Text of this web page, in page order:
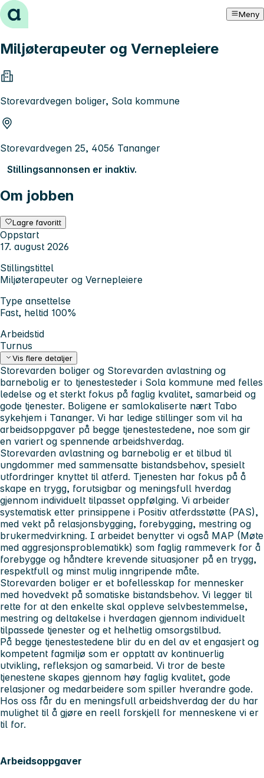
Hopp til innhold Meny
Miljøterapeuter og Vernepleiere
Storevardvegen boliger, Sola kommune
Storevardvegen 25, 4056 Tananger
Stillingsannonsen er inaktiv.
Om jobben
Lagre favoritt
Oppstart
17. august 2026
Stillingstittel
Miljøterapeuter og Vernepleiere
Type ansettelse
Fast, heltid 100%
Arbeidstid
Turnus
Vis flere detaljer
Storevarden boliger og Storevarden avlastning og
barnebolig er to tjenestesteder i Sola kommune med felles
ledelse og et sterkt fokus på faglig kvalitet, samarbeid og
gode tjenester. Boligene er samlokaliserte nært Tabo
sykehjem i Tananger. Vi har ledige stillinger som vil ha
arbeidsoppgaver på begge tjenestestedene, noe som gir
en variert og spennende arbeidshverdag.
Storevarden avlastning og barnebolig er et tilbud til
ungdommer med sammensatte bistandsbehov, spesielt
utfordringer knyttet til atferd. Tjenesten har fokus på å
skape en trygg, forutsigbar og meningsfull hverdag
gjennom individuelt tilpasset oppfølging. Vi arbeider
systematisk etter prinsippene i Positiv atferdsstøtte (PAS),
med vekt på relasjonsbygging, forebygging, mestring og
brukermedvirkning. I arbeidet benytter vi også MAP (Møte
med aggresjonsproblematikk) som faglig rammeverk for å
forebygge og håndtere krevende situasjoner på en trygg,
respektfull og minst mulig inngripende måte.
Storevarden boliger er et bofellesskap for mennesker
med hovedvekt på somatiske bistandsbehov. Vi legger til
rette for at den enkelte skal oppleve selvbestemmelse,
mestring og deltakelse i hverdagen gjennom individuelt
tilpassede tjenester og et helhetlig omsorgstilbud.
På begge tjenestestedene blir du en del av et engasjert og
kompetent fagmiljø som er opptatt av kontinuerlig
utvikling, refleksjon og samarbeid. Vi tror de beste
tjenestene skapes gjennom høy faglig kvalitet, gode
relasjoner og medarbeidere som spiller hverandre gode.
Hos oss får du en meningsfull arbeidshverdag der du har
mulighet til å gjøre en reell forskjell for menneskene vi er
til for.
Arbeidsoppgaver